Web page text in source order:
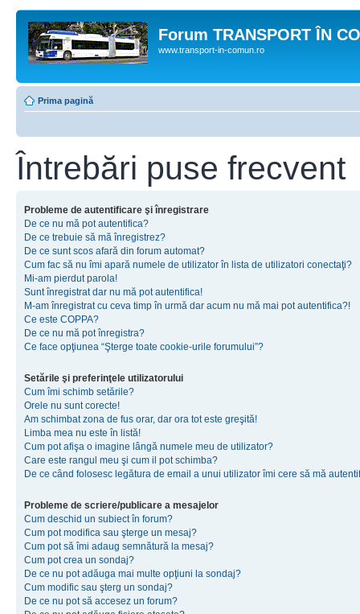
Forum TRANSPORT ÎN
www.transport-in-comun.ro
Prima pagină
Întrebări puse frecvent
Probleme de autentificare şi înregistrare
De ce nu mă pot autentifica?
De ce trebuie să mă înregistrez?
De ce sunt scos afară din forum automat?
Cum fac să nu îmi apară numele de utilizator în lista de utilizatori conectaţi?
Mi-am pierdut parola!
Sunt înregistrat dar nu mă pot autentifica!
M-am înregistrat cu ceva timp în urmă dar acum nu mă mai pot autentifica?!
Ce este COPPA?
De ce nu mă pot înregistra?
Ce face opţiunea “Şterge toate cookie-urile forumului”?
Setările şi preferinţele utilizatorului
Cum îmi schimb setările?
Orele nu sunt corecte!
Am schimbat zona de fus orar, dar ora tot este greşită!
Limba mea nu este în listă!
Cum pot afişa o imagine lângă numele meu de utilizator?
Care este rangul meu şi cum il pot schimba?
De ce când folosesc legătura de email a unui utilizator îmi cere să mă
Probleme de scriere/publicare a mesajelor
Cum deschid un subiect în forum?
Cum pot modifica sau şterge un mesaj?
Cum pot să îmi adaug semnătură la mesaj?
Cum pot crea un sondaj?
De ce nu pot adăuga mai multe opţiuni la sondaj?
Cum modific sau şterg un sondaj?
De ce nu pot să accesez un forum?